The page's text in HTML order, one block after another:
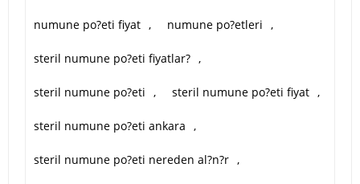
numune po?eti fiyat , numune po?etleri ,
steril numune po?eti fiyatlar? ,
steril numune po?eti , steril numune po?eti fiyat ,
steril numune po?eti ankara ,
steril numune po?eti nereden al?n?r ,